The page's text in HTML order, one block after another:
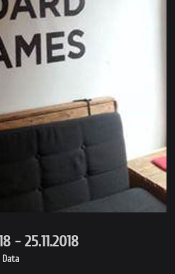
Data
- 25.11.2018